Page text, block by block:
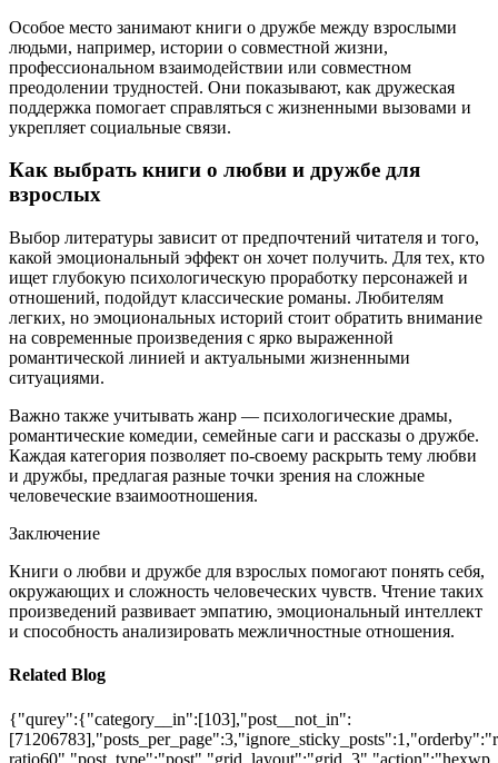
Особое место занимают книги о дружбе между взрослыми
людьми, например, истории о совместной жизни,
профессиональном взаимодействии или совместном
преодолении трудностей. Они показывают, как дружеская
поддержка помогает справляться с жизненными вызовами и
укрепляет социальные связи.
Как выбрать книги о любви и дружбе для
взрослых
Выбор литературы зависит от предпочтений читателя и того,
какой эмоциональный эффект он хочет получить. Для тех, кто
ищет глубокую психологическую проработку персонажей и
отношений, подойдут классические романы. Любителям
легких, но эмоциональных историй стоит обратить внимание
на современные произведения с ярко выраженной
романтической линией и актуальными жизненными
ситуациями.
Важно также учитывать жанр — психологические драмы,
романтические комедии, семейные саги и рассказы о дружбе.
Каждая категория позволяет по-своему раскрыть тему любви
и дружбы, предлагая разные точки зрения на сложные
человеческие взаимоотношения.
Заключение
Книги о любви и дружбе для взрослых помогают понять себя,
окружающих и сложность человеческих чувств. Чтение таких
произведений развивает эмпатию, эмоциональный интеллект
и способность анализировать межличностные отношения.
Related Blog
{"qurey":{"category__in":[103],"post__not_in":